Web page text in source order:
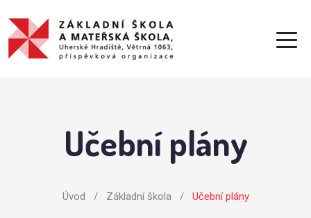
Učební plány
Úvod / Základní škola / Učební plány